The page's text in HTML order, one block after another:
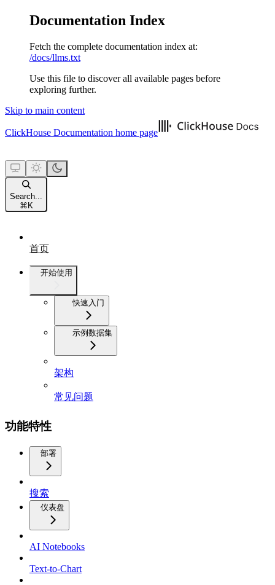
Documentation Index
Fetch the complete documentation index at:
/docs/llms.txt
Use this file to discover all available pages before
exploring further.
Skip to main content
ClickHouse Documentation home page
Search...
⌘ K
首页
开始使用
快速入门
示例数据集
架构
常见问题
功能特性
部署
搜索
仪表盘
AI Notebooks
Text-to-Chart